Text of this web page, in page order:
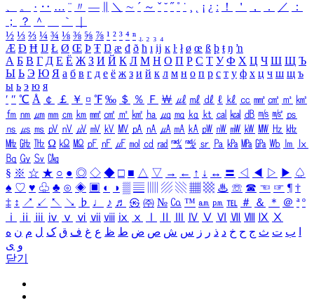
、
。 · ‥ … ¨ 〃 ― ＼ ∼ ´ ～ ˇ ˘ ˝ ˚ ˙ ¸ ¡ ¿ ː ！ ＇ ， ． ／
：
；
？ ＾ ｀
½ ⅓ ⅔ ¼ ¾ ⅛ ⅜ ⅝ ⅞ ¹ ² ³ ⁴ ⁿ ₁ ₂ ₃ ₄
Æ Ð Ħ Ĳ Ł Ø Œ Þ Ŧ Ŋ æ đ ð ħ ı ĳ ĸ ŀ ł ø œ ß þ ŧ ŋ ŉ
А Б В Г Д Е Ё Ж З И Й К Л М Н О П Р С Т У Ф Х Ц Ч Ш Щ Ъ
Ы Ь Э Ю Я а б в г д е ё ж з и й к л м н о п р с т у ф х ц ч ш щ ъ
ы ь э ю я
′ ″ ℃ Å ￠ ￡ ￥ ¤ ℉ ‰ ＄ ％ Ｆ ￦ ㎕ ㎖ ㎗ ℓ ㎘ ㏄ ㎣ ㎤ ㎥ ㎦
㎙ ㎚ ㎛ ㎜ ㎝ ㎞ ㎟ ㎠ ㎡ ㎢ ㏊ ㎍ ㎎ ㎏ ㏏ ㎈ ㎉ ㏈ ㎧ ㎨ ㎰
㎱ ㎲ ㎳ ㎴ ㎵ ㎶ ㎷ ㎸ ㎹ ㎀ ㎁ ㎂ ㎃ ㎄ ㎺ ㎻ ㎽ ㎾ ㎿ ㎐ ㎑
㎒ ㎓ ㎔ Ω ㏀ ㏁ ㎊ ㎋ ㎌ ㏖ ㏅ ㎭ ㎮ ㎯ ㏛ ㎩ ㎪ ㎫ ㎬ ㏝ ㏐
㏓
㏃ ㏉ ㏜ ㏆
§ ※ ☆ ★ ○ ● ◎ ◇ ◆ □ ■ △ ▽ → ← ↑ ↓ ↔ 〓 ◁ ◀ ▷ ▶ ♤
♠ ♡ ♥ ♧ ♣ ⊙ ◈ ▣ ◐ ◑ ▒ ▤ ▨ ▧ ▦ ▩ ♨ ☏ ☎ ☜ ☞ ¶ †
‡ ↕ ↗ ↙ ↖ ↘ ♭ ♩ ♪ ♬ ㉿ ㈜ № ㏇ ™ ㏂ ㏘ ℡ ＃ ＆ ＊ ＠ ª º
ⅰ
ⅱ ⅲ ⅳ ⅴ ⅵ ⅶ ⅷ ⅸ ⅹ Ⅳ Ⅴ Ⅵ Ⅶ Ⅷ Ⅸ Ⅹ
ب ت ث ج ح خ د ذ ر ز س ش ص ض ط ظ ع غ ف ق ک ل م ن ه
و ی
닫기